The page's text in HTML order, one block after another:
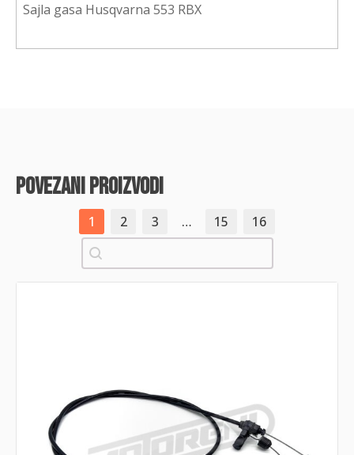
Sajla gasa Husqvarna 553 RBX
povezani proizvodi
1 2 3 … 15
16
Pretraži